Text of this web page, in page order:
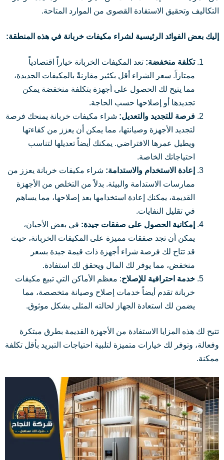
التكاليف وتحقيق الاستفادة القصوى من الموارد المتاحة.
إليك بعض الفوائد الرئيسية لشراء مكيفات خربانة في هذه المنطقة:
تكلفة منخفضة:تعد المكيفات الخربانة خياراً اقتصادياً
ممتازاً. سعر الشراء أقل بكثير مقارنةً بالمكيفات الجديدة،
مما يتيح لك الحصول على أجهزة بتكلفة منخفضة يمكن
تجديدها أو إصلاحها حسب الحاجة.
فرصة للتجديد والتعديل:شراء مكيفات خربانة يمنحك فرصة
لتجديد الأجهزة وصيانتها، مما يمكن أن يعزز من كفاءتها
ويطيل عمرها الافتراضي. يمكنك أيضاً تعديلها لتناسب
احتياجاتك الخاصة.
إعادة الاستخدام والاستدامة:شراء مكيفات خربانة يعزز من
ممارسات الاستدامة والبيئة. بدلاً من التخلص من الأجهزة
القديمة، يمكنك إعادة استخدامها بعد إصلاحها، مما يساهم
في تقليل النفايات.
إمكانية الحصول على صفقات جيدة:في بعض الأحيان،
يمكن أن تجد صفقات مميزة على المكيفات الخربانة، حيث
قد تتاح لك فرصة شراء أجهزة ذات قيمة جيدة بسعر
منخفض، مما يوفر لك المال ويحقق لك استفادة.
خدمة احترافية للإصلاح: معظم الأماكن التي تبيع مكيفات
خربانة تقدم أيضاً خدمات إصلاح وصيانة متخصصة، مما
يضمن لك استعادة الجهاز لحالته المثلى بشكل موثوق.
تتيح لك هذه المزايا الاستفادة من الأجهزة القديمة بطرق مبتكرة
وفعالة، وتوفر لك خيارات متميزة لتلبية احتياجات التبريد بأقل تكلفة
ممكنة.